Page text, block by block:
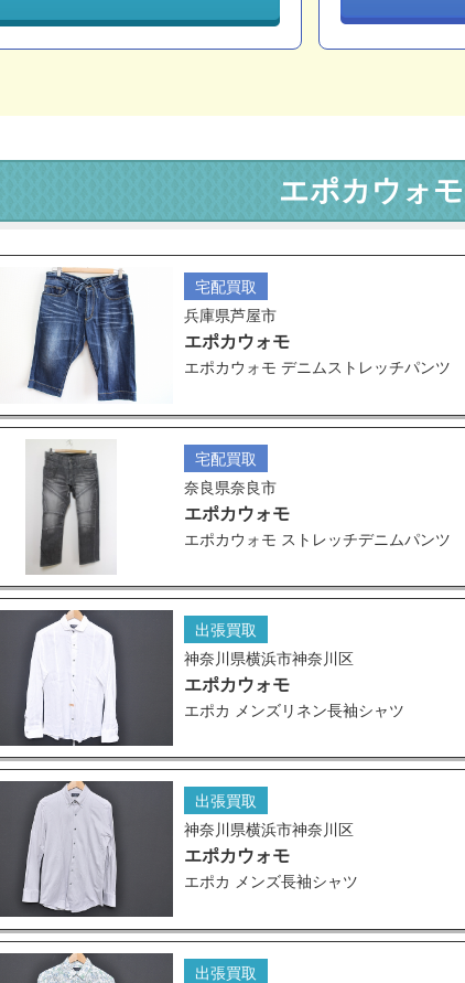
エポカウォ
宅配買取
兵庫県芦屋市
エポカウォモ
エポカウォモ デニムストレッチパンツ
宅配買取
奈良県奈良市
エポカウォモ
エポカウォモ ストレッチデニムパンツ
出張買取
神奈川県横浜市神奈川区
エポカウォモ
エポカ メンズリネン長袖シャツ
出張買取
神奈川県横浜市神奈川区
エポカウォモ
エポカ メンズ長袖シャツ
出張買取